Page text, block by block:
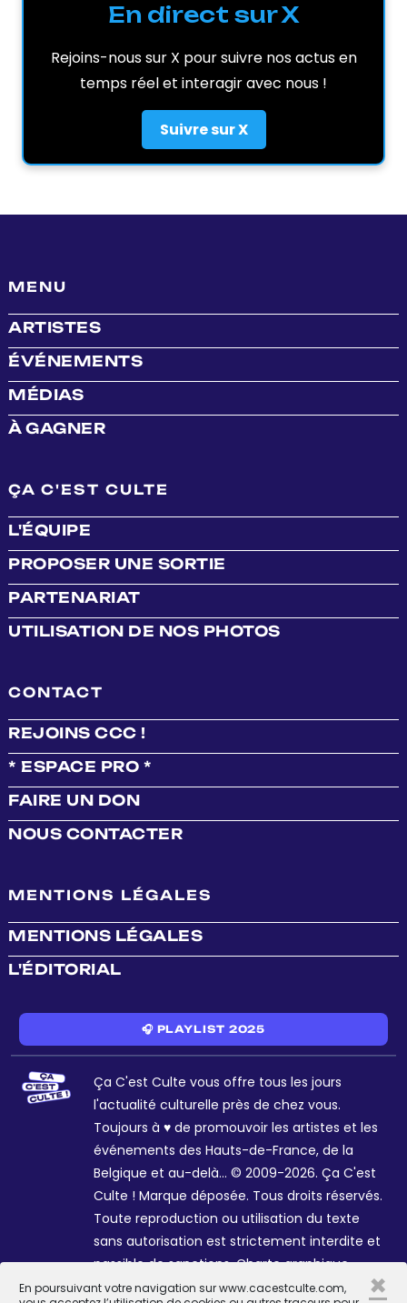
En poursuivant votre navigation sur www.cacestculte.com,
×
En direct sur X
Rejoins-nous sur X pour suivre nos actus en
temps réel et interagir avec nous !
Suivre sur X
MENU
ARTISTES
ÉVÉNEMENTS
MÉDIAS
À GAGNER
ÇA C'EST CULTE
L'ÉQUIPE
PROPOSER UNE SORTIE
PARTENARIAT
UTILISATION DE NOS PHOTOS
CONTACT
REJOINS CCC !
* ESPACE PRO *
FAIRE UN DON
NOUS CONTACTER
MENTIONS LÉGALES
MENTIONS LÉGALES
L'ÉDITORIAL
🎧 PLAYLIST 2025
Ça C'est Culte vous offre tous les jours
l'actualité culturelle près de chez vous.
Toujours à ♥ de promouvoir les artistes et les
événements des Hauts-de-France, de la
Belgique et au-delà... © 2009-2026. Ça C'est
Culte ! Marque déposée. Tous droits réservés.
Toute reproduction ou utilisation du texte
sans autorisation est strictement interdite et
passible de sanctions. Charte graphique
Sophie R. et Céline Galant.